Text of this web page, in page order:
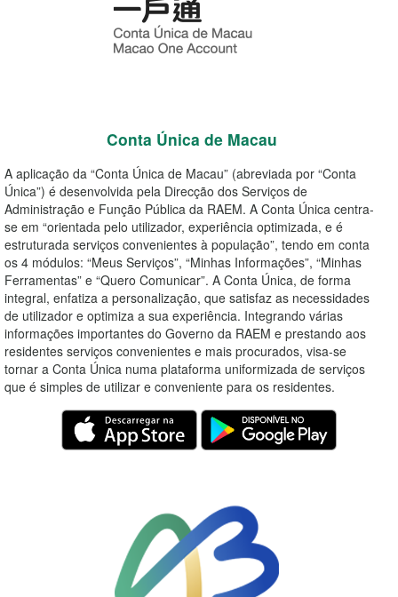
Conta Única de Macau
A aplicação da “Conta Única de Macau” (abreviada por “Conta
Única”) é desenvolvida pela Direcção dos Serviços de
Administração e Função Pública da RAEM. A Conta Única centra-
se em “orientada pelo utilizador, experiência optimizada, e é
estruturada serviços convenientes à população”, tendo em conta
os 4 módulos: “Meus Serviços”, “Minhas Informações”, “Minhas
Ferramentas” e “Quero Comunicar”. A Conta Única, de forma
integral, enfatiza a personalização, que satisfaz as necessidades
de utilizador e optimiza a sua experiência. Integrando várias
informações importantes do Governo da RAEM e prestando aos
residentes serviços convenientes e mais procurados, visa-se
tornar a Conta Única numa plataforma uniformizada de serviços
que é simples de utilizar e conveniente para os residentes.